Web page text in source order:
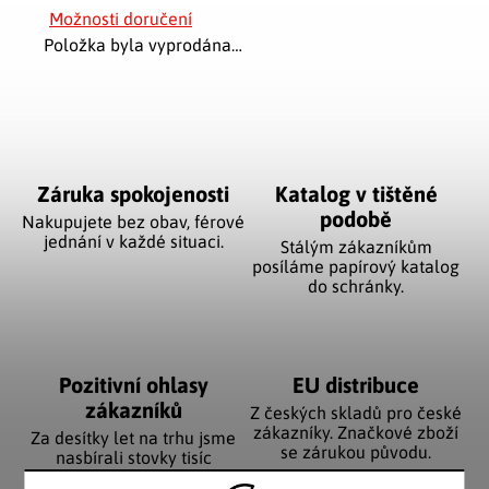
Možnosti doručení
Položka byla vyprodána…
Záruka spokojenosti
Nakupujete bez obav, férové
jednání v každé situaci.
Katalog v tištěné
podobě
Stálým zákazníkům
posíláme papírový katalog
do schránky.
Pozitivní ohlasy
zákazníků
Za desítky let na trhu jsme
nasbírali stovky tisíc
spokojených zákazníků.
EU distribuce
Z českých skladů pro české
zákazníky. Značkové zboží
se zárukou původu.